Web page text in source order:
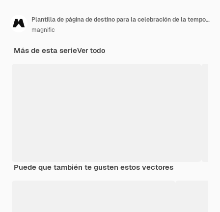
Plantilla de página de destino para la celebración de la temporada navideña.
magnific
Más de esta serieVer todo
Puede que también te gusten estos vectores